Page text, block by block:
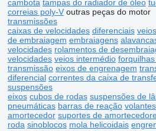
cambota tampas do radiador de óleo
correias poly-V outras peças do motor
transmissões
caixas de velocidades diferenciais
de embraiagem embraiagens
velocidades rolamentos de
velocidades veios intermédio
transmissão eixos de engrenagem
diferencial correntes da caixa de
suspensões
eixos cubos de rodas suspensões de
pneumáticas barras de reação volantes
amortecedor suportes de
roda sinoblocos mola helicoidais